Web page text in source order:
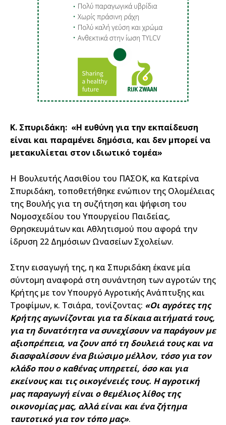
Κ. Σπυριδάκη: «Η ευθύνη για την εκπαίδευση
είναι και παραμένει δημόσια, και δεν μπορεί να
μετακυλίεται στον ιδιωτικό τομέα»
Η Βουλευτής Λασιθίου του ΠΑΣΟΚ, κα Κατερίνα
Σπυριδάκη, τοποθετήθηκε ενώπιον της Ολομέλειας
της Βουλής για τη συζήτηση και ψήφιση του
Νομοσχεδίου του Υπουργείου Παιδείας,
Θρησκευμάτων και Αθλητισμού που αφορά την
ίδρυση 22 Δημόσιων Ωνασείων Σχολείων.
Στην εισαγωγή της, η κα Σπυριδάκη έκανε μία
σύντομη αναφορά στη συνάντηση των αγροτών της
Κρήτης με τον Υπουργό Αγροτικής Ανάπτυξης και
Τροφίμων, κ. Τσιάρα, τονίζοντας: «Οι αγρότες της
Κρήτης αγωνίζονται για τα δίκαια αιτήματά τους,
για τη δυνατότητα να συνεχίσουν να παράγουν με
αξιοπρέπεια, να ζουν από τη δουλειά τους και να
διασφαλίσουν ένα βιώσιμο μέλλον, τόσο για τον
κλάδο που ο καθένας υπηρετεί, όσο και για
εκείνους και τις οικογένειές τους. Η αγροτική
μας παραγωγή είναι ο θεμέλιος λίθος της
οικονομίας μας, αλλά είναι και ένα ζήτημα
ταυτοτικό για τον τόπο μας».